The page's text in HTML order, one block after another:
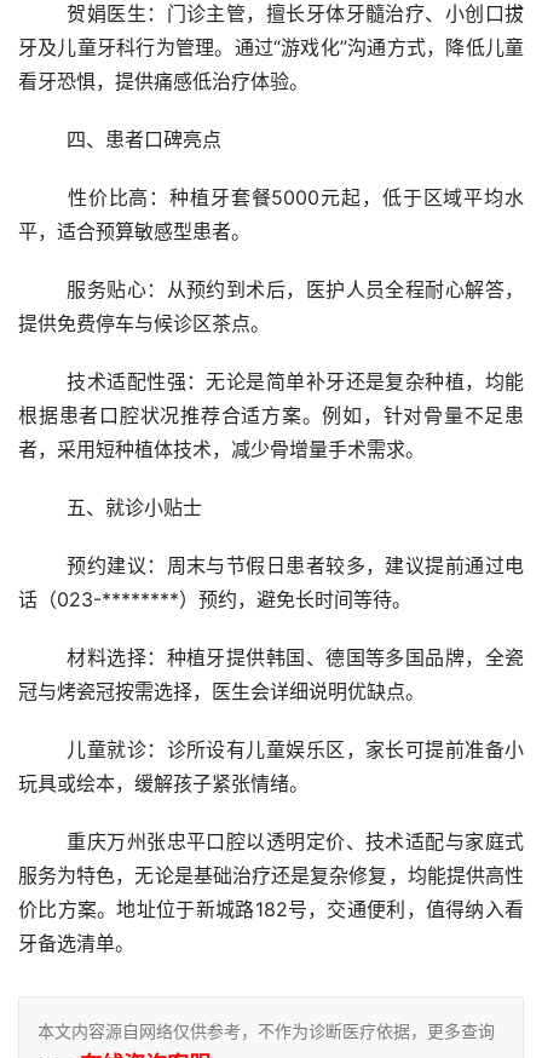
	贺娟医生：门诊主管，擅长牙体牙髓治疗、小创口拔
牙及儿童牙科行为管理。通过“游戏化”沟通方式，降低儿童
看牙恐惧，提供痛感低治疗体验。
	四、患者口碑亮点
平，适合预算敏感型患者。
提供免费停车与候诊区茶点。
	技术适配性强：无论是简单补牙还是复杂种植，均能
根据患者口腔状况推荐合适方案。例如，针对骨量不足患
者，采用短种植体技术，减少骨增量手术需求。
	五、就诊小贴士
	预约建议：周末与节假日患者较多，建议提前通过电
话（023-********）预约，避免长时间等待。
	材料选择：种植牙提供韩国、德国等多国品牌，全瓷
冠与烤瓷冠按需选择，医生会详细说明优缺点。
玩具或绘本，缓解孩子紧张情绪。
服务为特色，无论是基础治疗还是复杂修复，均能提供高性
价比方案。地址位于新城路182号，交通便利，值得纳入看
牙备选清单。
本文内容源自网络仅供参考，不作为诊断医疗依据，更多查询